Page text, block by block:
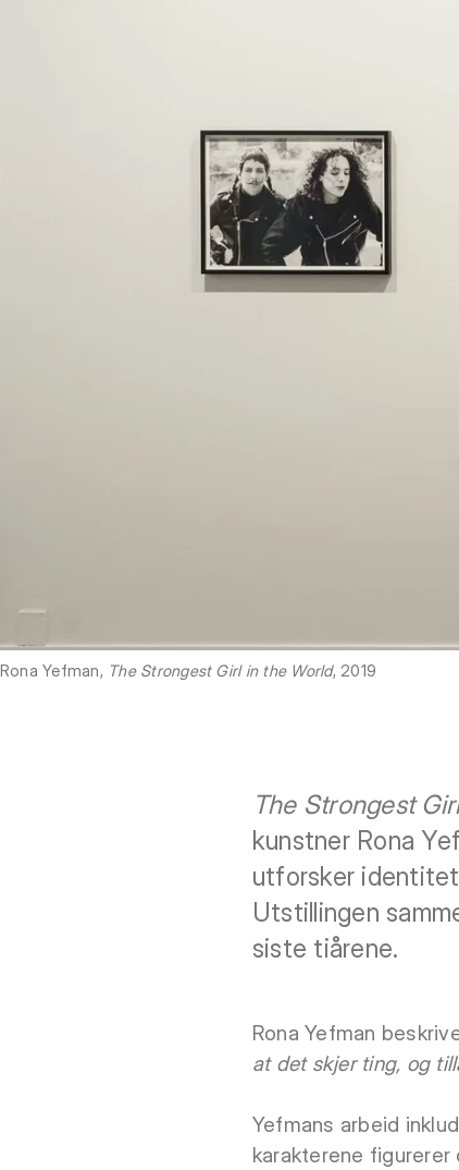
Rona Yefman, The Strongest Girl in the World, 2019
The Strongest
kunstner Rona
utforsker
Utstillingen
siste tiårene.
Rona Yefman
at det skjer ting, og
Yefmans arbeid
karakterene